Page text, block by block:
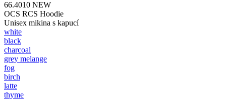
66.4010 NEW
OCS RCS Hoodie
Unisex mikina s kapucí
white
black
charcoal
grey melange
fog
birch
latte
thyme